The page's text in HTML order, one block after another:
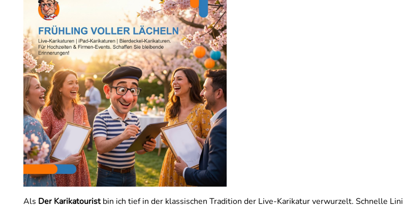
Als Der Karikatouristbin ich tief in der klassischen Tradition der Live-Karikatur verwurzelt. Schnelle